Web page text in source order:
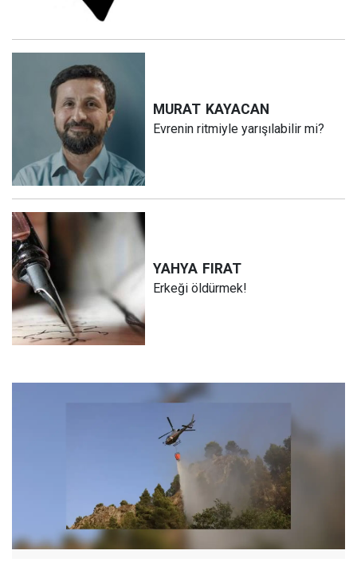
MURAT KAYACAN
Evrenin ritmiyle yarışılabilir mi?
YAHYA FIRAT
Erkeği öldürmek!